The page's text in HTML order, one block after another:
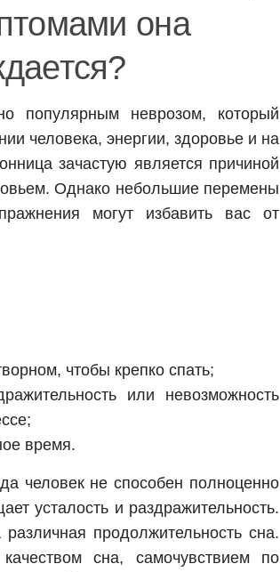
она
популярным неврозом, который
человека, энергии, здоровье и на
зачастую является причиной
Однако небольшие перемены
могут избавить вас от
чтобы крепко спать;
или невозможность
время.
человек не способен полноценно
усталость и раздражительность.
продолжительность сна.
сна, самочувствием по